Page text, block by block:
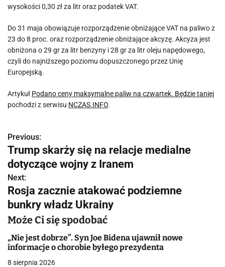
wysokości 0,30 zł za litr oraz podatek VAT.
Do 31 maja obowiązuje rozporządzenie obniżające VAT na paliwo z
23 do 8 proc. oraz rozporządzenie obniżające akcyzę. Akcyza jest
obniżona o 29 gr za litr benzyny i 28 gr za litr oleju napędowego,
czyli do najniższego poziomu dopuszczonego przez Unię
Europejską.
Artykuł Podano ceny maksymalne paliw na czwartek. Będzie taniej
pochodzi z serwisu NCZAS.INFO.
N
a
w
i
g
a
c
Previous:
Trump skarży się na relacje medialne
dotyczące wojny z Iranem
Next:
Rosja zacznie atakować podziemne
bunkry władz Ukrainy
Może Ci się spodobać
„Nie jest dobrze”. Syn Joe Bidena ujawnił nowe
informacje o chorobie byłego prezydenta
8 sierpnia 2026